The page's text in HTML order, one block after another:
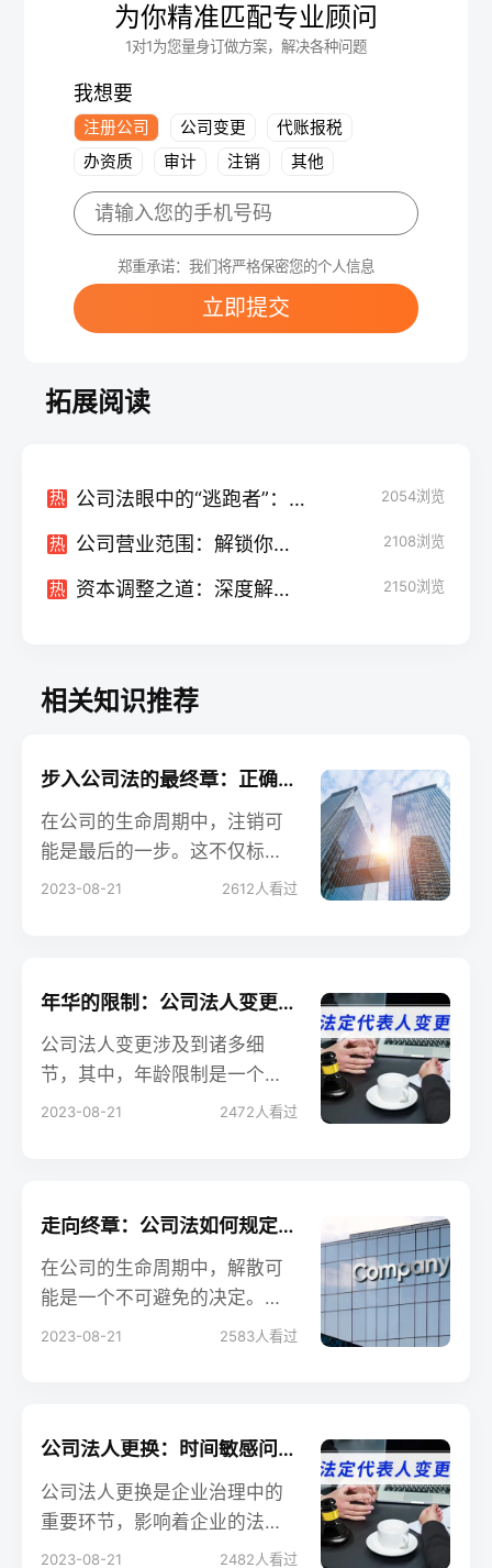
为你精准匹配专业顾问
1对1为您量身订做方案，解决各种问题
我想要
注册公司 公司变更
代账报税
办资质
审计 注销 其他
郑重承诺：我们将严格保密您的个人信息
立即提交
拓展阅读
热 公司法眼中的“逃跑者”：抽逃出资规定解析 2054浏览
热 公司营业范围：解锁你不知道的“业务世界” 2108浏览
热 资本调整之道：深度解析公司法减资回购的规定 2150浏览
相关知识推荐
步入公司法的最终章：正确注销公司所需的关键材料
在公司的生命周期中，注销可
能是最后的一步。这不仅标志
着公司运营的终结，而且涉及
法、有序。
2023-08-21 2612人看过
年华的限制：公司法人变更在年龄方面的边界
公司法人变更涉及到诸多细
节，其中，年龄限制是一个既
复杂又容易被忽视的领域。究
2023-08-21 2472人看过
走向终章：公司法如何规定公司解散之路?
在公司的生命周期中，解散可
能是一个不可避免的决定。但
在走向这一步骤之前，了解公
照公司法规定进行公司解散。
2023-08-21 2583人看过
公司法人更换：时间敏感问题解析，合规操作有妙招
公司法人更换是企业治理中的
重要环节，影响着企业的法定
代表和经营管理。本文将深入
2023-08-21 2482 人看过